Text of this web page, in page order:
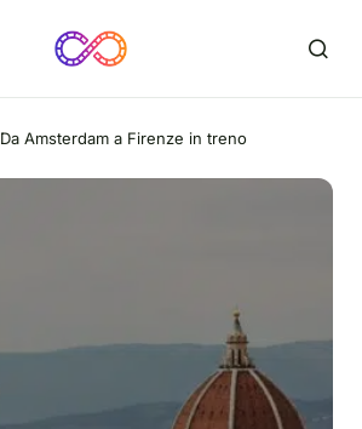
Da Amsterdam a Firenze in treno